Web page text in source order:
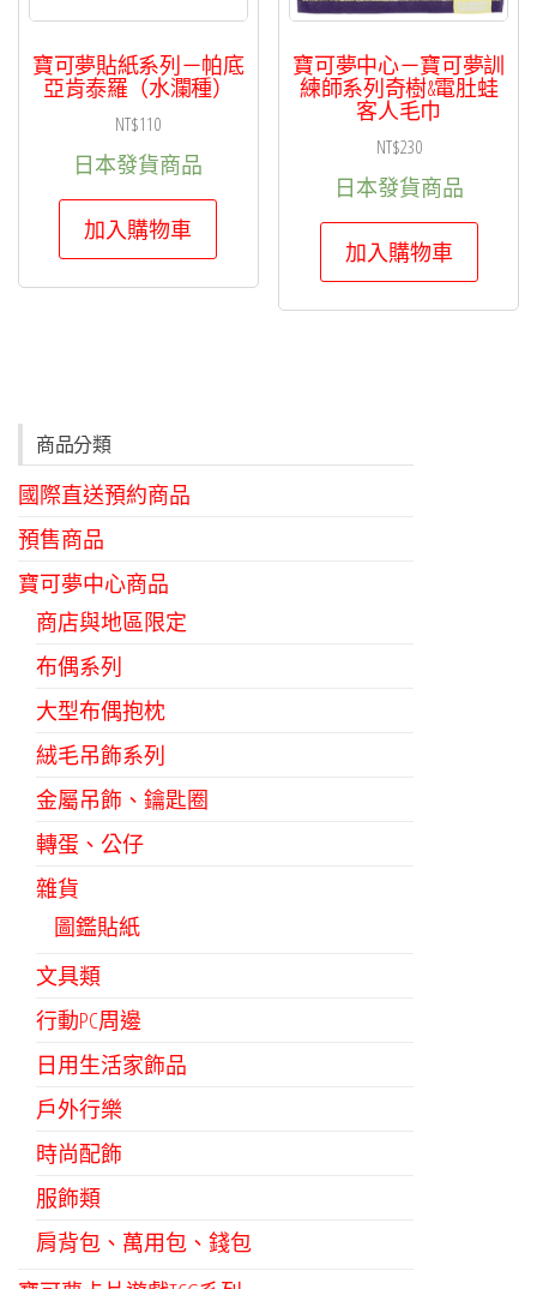
寶可夢貼紙系列－帕底
亞肯泰羅（水瀾種）
NT$110
日本發貨商品
加入購物車
寶可夢中心－寶可夢訓
練師系列奇樹&電肚蛙
客人毛巾
NT$230
日本發貨商品
加入購物車
商品分類
國際直送預約商品
預售商品
寶可夢中心商品
商店與地區限定
布偶系列
大型布偶抱枕
絨毛吊飾系列
金屬吊飾、鑰匙圈
轉蛋、公仔
雜貨
圖鑑貼紙
文具類
行動PC周邊
日用生活家飾品
戶外行樂
時尚配飾
服飾類
肩背包、萬用包、錢包